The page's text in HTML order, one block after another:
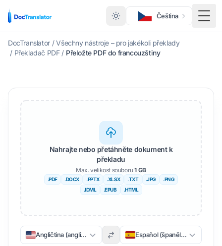
Čeština
DocTranslator / Všechny nástroje – pro jakékoli překlady
/ Překladač PDF / Přeložte PDF do francouzštiny
Nahrajte nebo přetáhněte dokument k
překladu
Max. velikost souboru1 GB
.PDF .DOCX .PPTX .XLSX .TXT .JPG
.PNG
.IDML
.EPUB .HTML
Angličtina (angličtina) Español (španělsky)